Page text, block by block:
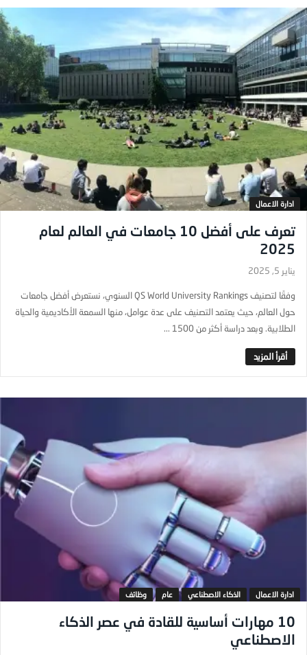
ادارة الاعمال
تعرف على أفضل 10 جامعات في العالم لعام
2025
يناير 5, 2025
وفقًا لتصنيف QS World University Rankings السنوي، نستعرض أفضل جامعات
حول العالم، حيث يعتمد التصنيف على عدة عوامل، منها السمعة الأكاديمية والحياة
الطلابية. وبعد دراسة أكثر من 1500 ...
ادارة الاعمال الذكاء الاصطناعي عام وظائف
10 مهارات أساسية للقادة في عصر الذكاء
الاصطناعي